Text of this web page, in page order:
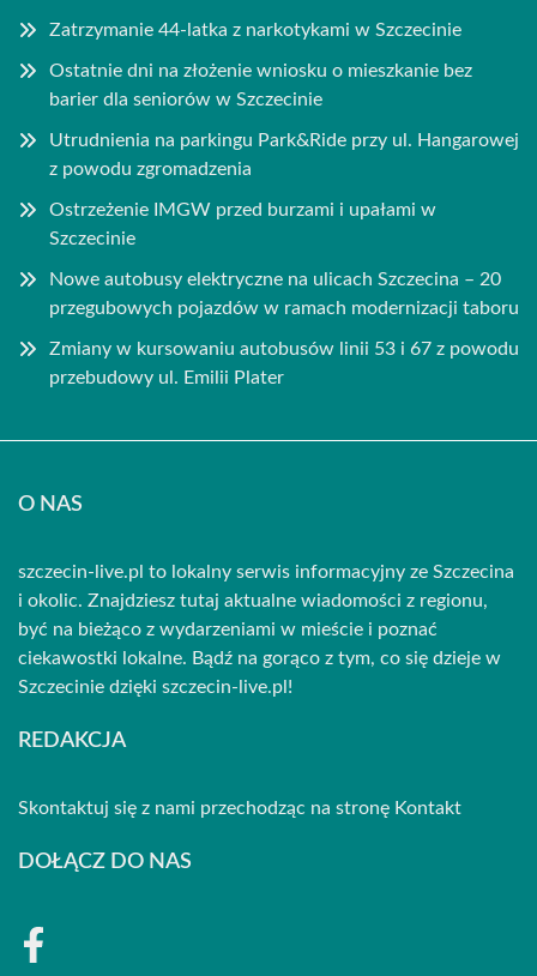
Zatrzymanie 44-latka z narkotykami w Szczecinie
Ostatnie dni na złożenie wniosku o mieszkanie bez
barier dla seniorów w Szczecinie
Utrudnienia na parkingu Park&Ride przy ul. Hangarowej
z powodu zgromadzenia
Ostrzeżenie IMGW przed burzami i upałami w
Szczecinie
Nowe autobusy elektryczne na ulicach Szczecina – 20
przegubowych pojazdów w ramach modernizacji taboru
Zmiany w kursowaniu autobusów linii 53 i 67 z powodu
przebudowy ul. Emilii Plater
O NAS
szczecin-live.pl to lokalny serwis informacyjny ze Szczecina
i okolic. Znajdziesz tutaj aktualne wiadomości z regionu,
być na bieżąco z wydarzeniami w mieście i poznać
ciekawostki lokalne. Bądź na gorąco z tym, co się dzieje w
Szczecinie dzięki szczecin-live.pl!
REDAKCJA
Skontaktuj się z nami przechodząc na stronę Kontakt
DOŁĄCZ DO NAS